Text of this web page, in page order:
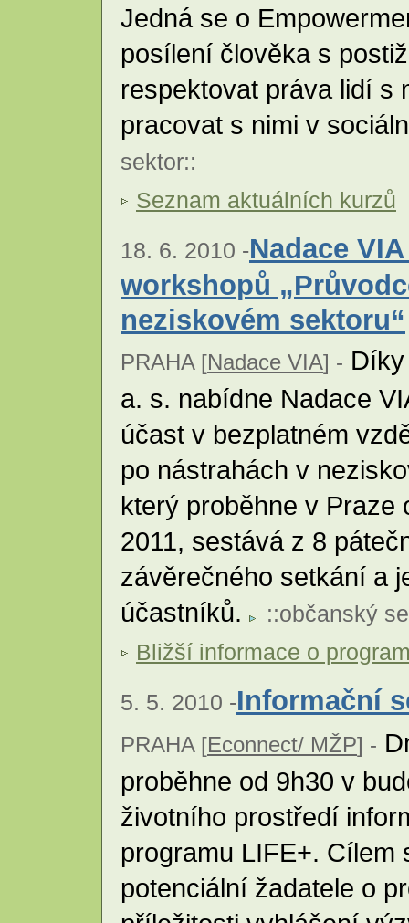
Jedná se o
posílení člověka s
respektovat práva lidí s
pracovat s nimi v
sektor::
Seznam aktuálních kurzů
18. 6. 2010 -Nadace
workshopů
neziskovém sektoru“
PRAHA [Nadace VIA] -
a. s. nabídne Nadace
účast v bezplatném
po nástrahách v
který proběhne v Praze
2011, sestává z 8
závěrečného setkání a
účastníků.
::občanský
Bližší informace o
5. 5. 2010 -Informační
PRAHA [Econnect/ MŽP] -
proběhne od 9h30 v
životního prostředí
programu LIFE+. Cílem
potenciální žadatele o